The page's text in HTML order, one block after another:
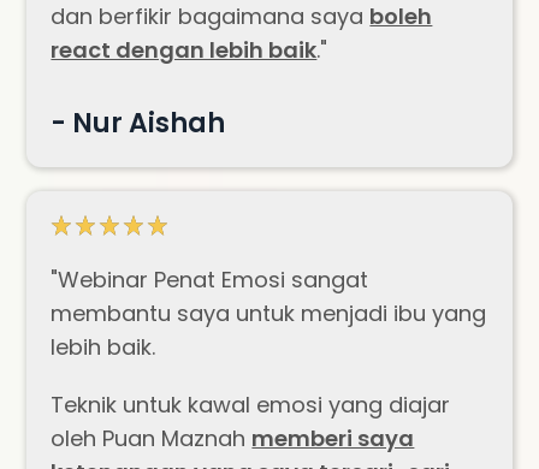
dan berfikir bagaimana saya boleh
react dengan lebih baik."
- Nur Aishah
"Webinar Penat Emosi sangat
membantu saya untuk menjadi ibu yang
lebih baik.
Teknik untuk kawal emosi yang diajar
oleh Puan Maznah memberi saya